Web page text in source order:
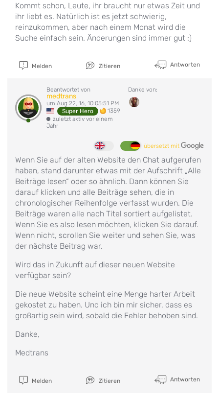
Kommt schon, Leute, ihr braucht nur etwas Zeit und
ihr liebt es. Natürlich ist es jetzt schwierig,
reinzukommen, aber nach einem Monat wird die
Suche einfach sein. Änderungen sind immer gut :)
Melden Zitieren Antworten
Beantwortet von
medtrans
um Aug 22, 16, 10:05:51 PM
Super Hero
1359
zuletzt aktiv vor einem
Jahr
Danke von:
übersetzt mit
Wenn Sie auf der alten Website den Chat aufgerufen
haben, stand darunter etwas mit der Aufschrift „Alle
Beiträge lesen“ oder so ähnlich. Dann können Sie
darauf klicken und alle Beiträge sehen, die in
chronologischer Reihenfolge verfasst wurden. Die
Beiträge waren alle nach Titel sortiert aufgelistet.
Wenn Sie es also lesen möchten, klicken Sie darauf.
Wenn nicht, scrollen Sie weiter und sehen Sie, was
der nächste Beitrag war.
Wird das in Zukunft auf dieser neuen Website
verfügbar sein?
Die neue Website scheint eine Menge harter Arbeit
gekostet zu haben. Und ich bin mir sicher, dass es
großartig sein wird, sobald die Fehler behoben sind.
Danke,
Medtrans
Melden Zitieren Antworten